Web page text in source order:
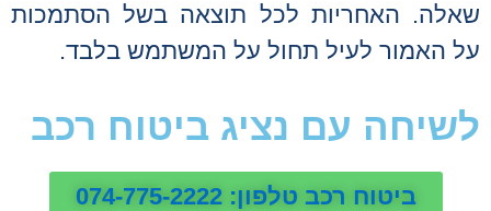
שאלה. האחריות לכל תוצאה בשל הסתמכות
על האמור לעיל תחול על המשתמש בלבד.
לשיחה עם נציג ביטוח רכב
ביטוח רכב טלפון: 074-775-2222